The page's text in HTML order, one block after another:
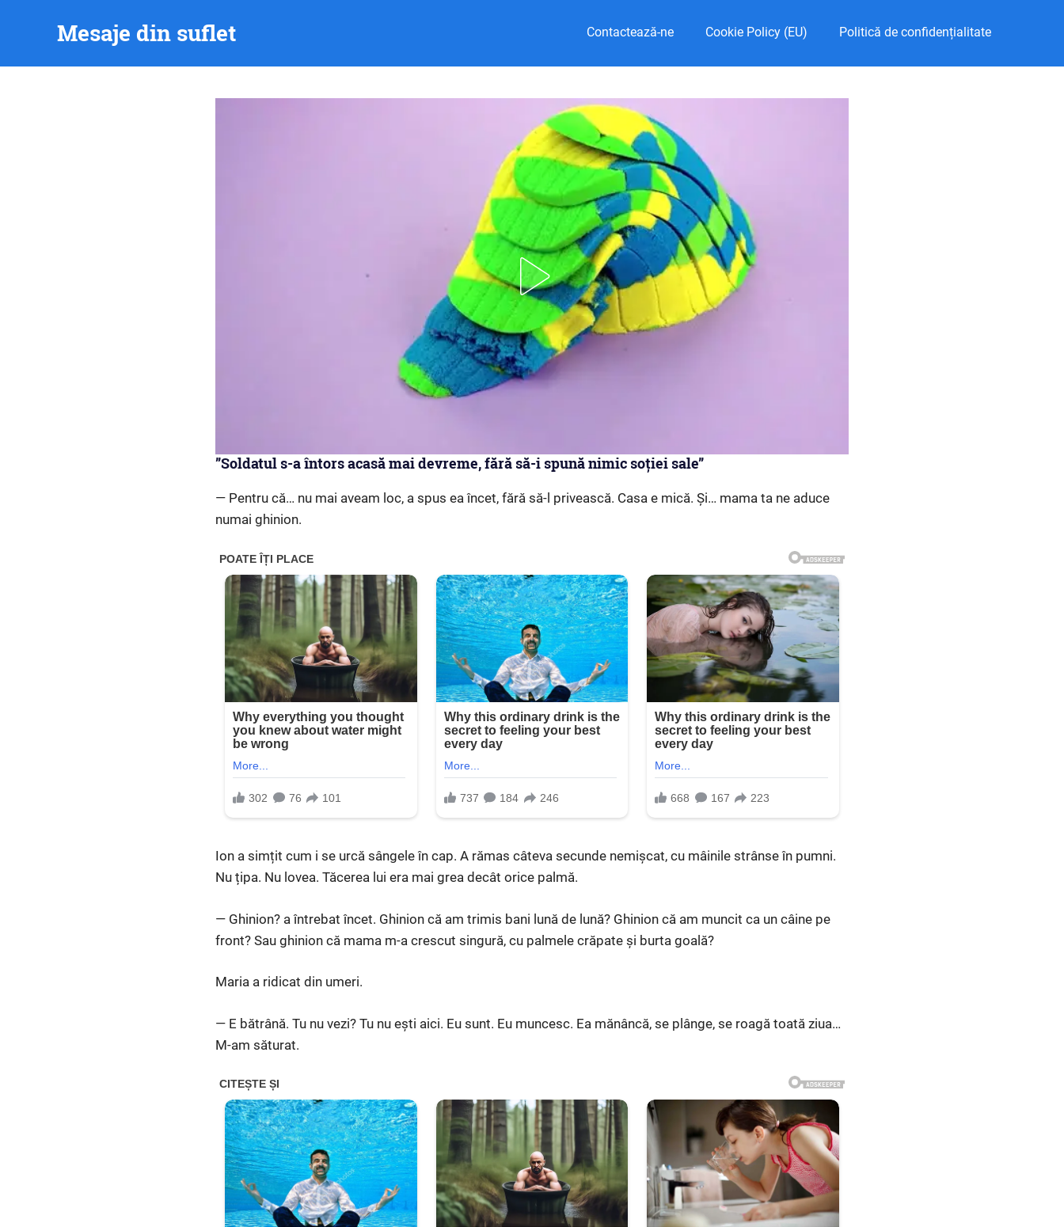
Mesaje din suflet Contactează-ne Cookie Policy (EU) Politică de confidențialitate
”Soldatul s-a întors acasă mai devreme, fără să-i spună nimic soției sale”
— Pentru că… nu mai aveam loc, a spus ea încet, fără să-l privească. Casa e mică. Și… mama ta ne aduce
numai ghinion.
Ion a simțit cum i se urcă sângele în cap. A rămas câteva secunde nemișcat, cu mâinile strânse în pumni.
Nu țipa. Nu lovea. Tăcerea lui era mai grea decât orice palmă.
— Ghinion? a întrebat încet. Ghinion că am trimis bani lună de lună? Ghinion că am muncit ca un câine pe
front? Sau ghinion că mama m-a crescut singură, cu palmele crăpate și burta goală?
Maria a ridicat din umeri.
— E bătrână. Tu nu vezi? Tu nu ești aici. Eu sunt. Eu muncesc. Ea mănâncă, se plânge, se roagă toată ziua…
M-am săturat.